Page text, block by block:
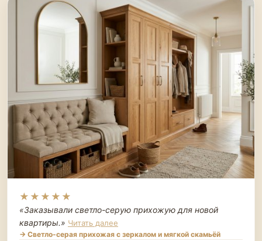
★★★★★
«Заказывали светло-серую прихожую для новой
квартиры.» Читать далее
→ Светло-серая прихожая с зеркалом и мягкой скамьёй